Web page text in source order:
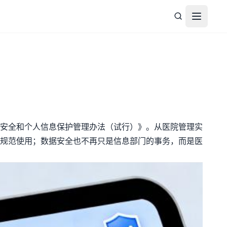
打开菜
全和个人信息保护管理办法（试行）》。从医院管理实
范使用；数据安全也不再只是信息部门的事务，而是医